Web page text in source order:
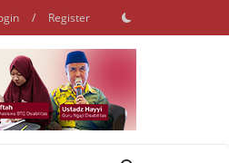
/ Register